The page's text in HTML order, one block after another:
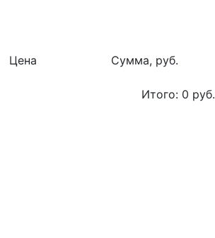
Цена Сумма, руб.
Итого: 0 руб.